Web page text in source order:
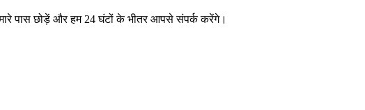
पास छोड़ें और हम 24 घंटों के भीतर आपसे संपर्क करेंगे।